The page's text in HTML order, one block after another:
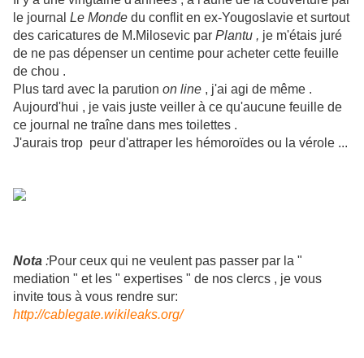
le journal Le Monde du conflit en ex-Yougoslavie et surtout
des caricatures de M.Milosevic par Plantu , je m'étais juré
de ne pas dépenser un centime pour acheter cette feuille
de chou .
Plus tard avec la parution on line , j'ai agi de même .
Aujourd'hui , je vais juste veiller à ce qu'aucune feuille de
ce journal ne traîne dans mes toilettes .
J'aurais trop peur d'attraper les hémoroïdes ou la vérole ...
Nota :Pour ceux qui ne veulent pas passer par la "
mediation " et les " expertises " de nos clercs , je vous
invite tous à vous rendre sur:
http://cablegate.wikileaks.org/